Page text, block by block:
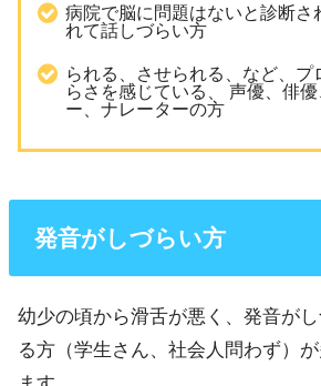
病院で脳に問題はないと診断さ
れて話しづらい方
られる、させられる、など、プ
らさを感じている、 声優、俳
ー、ナレーターの方
発音がしづらい方
幼少の頃から滑舌が悪く、発音が
る方（学生さん、社会人問わず）